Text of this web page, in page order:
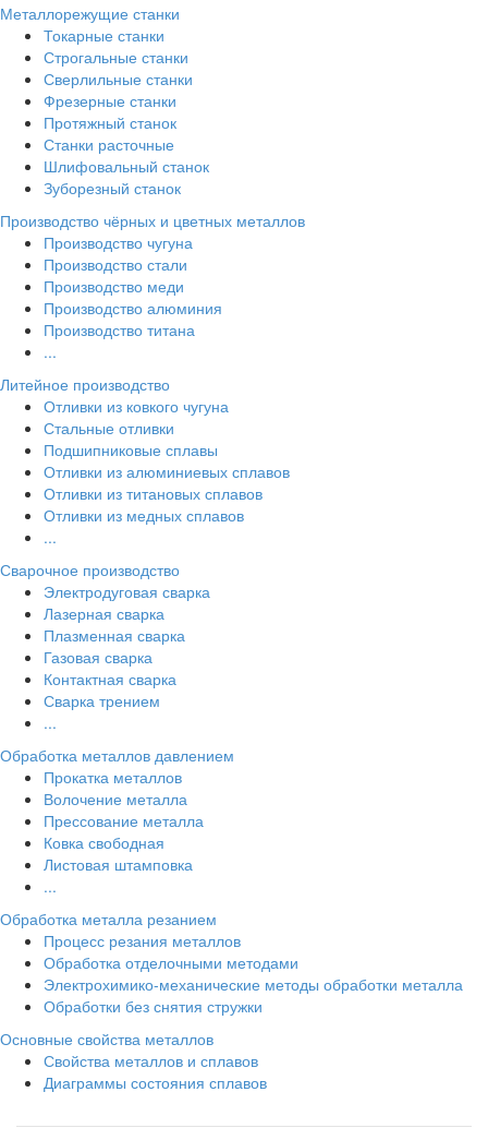
Металлорежущие станки
Токарные станки
Строгальные станки
Сверлильные станки
Фрезерные станки
Протяжный станок
Станки расточные
Шлифовальный станок
Зуборезный станок
Производство чёрных и цветных металлов
Производство чугуна
Производство стали
Производство меди
Производство алюминия
Производство титана
...
Литейное производство
Отливки из ковкого чугуна
Стальные отливки
Подшипниковые сплавы
Отливки из алюминиевых сплавов
Отливки из титановых сплавов
Отливки из медных сплавов
...
Сварочное производство
Электродуговая сварка
Лазерная сварка
Плазменная сварка
Газовая сварка
Контактная сварка
Сварка трением
...
Обработка металлов давлением
Прокатка металлов
Волочение металла
Прессование металла
Ковка свободная
Листовая штамповка
...
Обработка металла резанием
Процесс резания металлов
Обработка отделочными методами
Электрохимико-механические методы обработки металла
Обработки без снятия стружки
Основные свойства металлов
Свойства металлов и сплавов
Диаграммы состояния сплавов